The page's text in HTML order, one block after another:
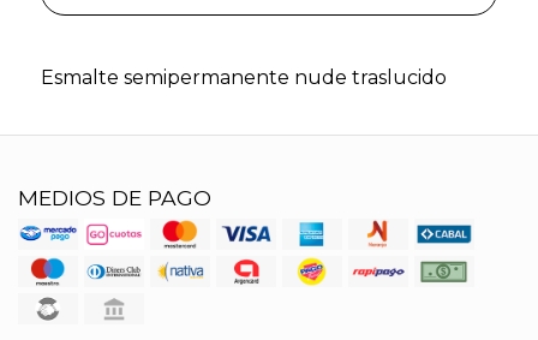
Esmalte semipermanente nude traslucido
MEDIOS DE PAGO